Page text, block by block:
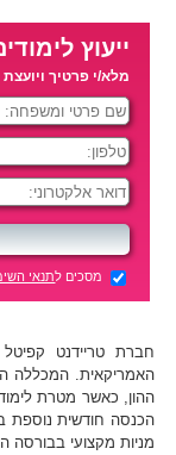
ייעוץ
מלא/י פרטיך
מסכים לתנאי
חברת טריידנט
האמריקאית. המכללה
ההון, כאשר מטרת
הכנסה חודשית נוספת
מניות מקצועי